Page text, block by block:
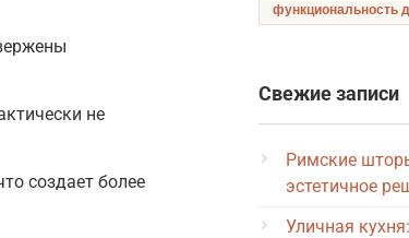
не
создает более
функциональность
Свежие записи
Римские
эстетичное
Уличная